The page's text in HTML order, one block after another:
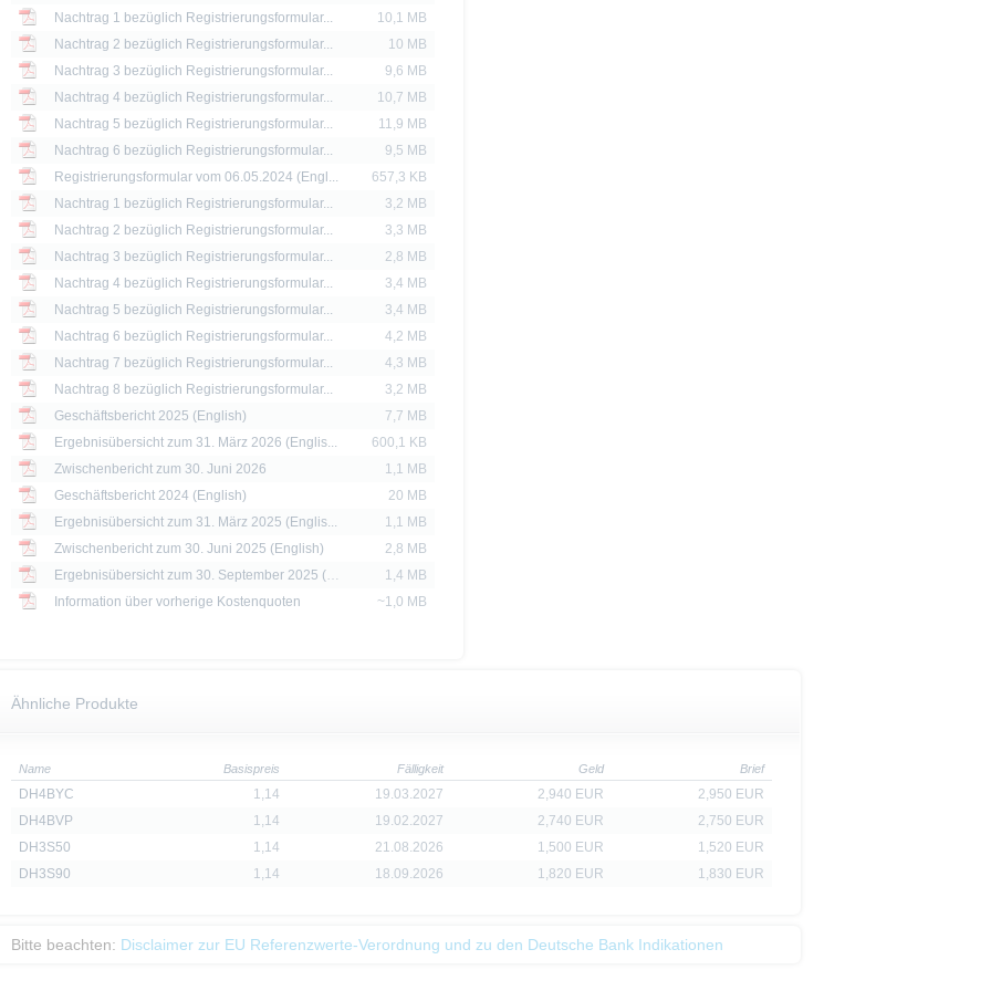
Nachtrag 1 bezüglich Registrierungsformular...
10,1 MB
Nachtrag 2 bezüglich Registrierungsformular...
10 MB
Nachtrag 3 bezüglich Registrierungsformular...
9,6 MB
Nachtrag 4 bezüglich Registrierungsformular...
10,7 MB
Nachtrag 5 bezüglich Registrierungsformular...
11,9 MB
Nachtrag 6 bezüglich Registrierungsformular...
9,5 MB
Registrierungsformular vom 06.05.2024 (Engl...
657,3 KB
Nachtrag 1 bezüglich Registrierungsformular...
3,2 MB
Nachtrag 2 bezüglich Registrierungsformular...
3,3 MB
Nachtrag 3 bezüglich Registrierungsformular...
2,8 MB
Nachtrag 4 bezüglich Registrierungsformular...
3,4 MB
Nachtrag 5 bezüglich Registrierungsformular...
3,4 MB
Nachtrag 6 bezüglich Registrierungsformular...
4,2 MB
Nachtrag 7 bezüglich Registrierungsformular...
4,3 MB
Nachtrag 8 bezüglich Registrierungsformular...
3,2 MB
Geschäftsbericht 2025 (English)
7,7 MB
Ergebnisübersicht zum 31. März 2026 (Englis...
600,1 KB
Zwischenbericht zum 30. Juni 2026
1,1 MB
Geschäftsbericht 2024 (English)
20 MB
Ergebnisübersicht zum 31. März 2025 (Englis...
1,1 MB
Zwischenbericht zum 30. Juni 2025 (English)
2,8 MB
Ergebnisübersicht zum 30. September 2025 (E...
1,4 MB
Information über vorherige Kostenquoten
~1,0 MB
Ähnliche Produkte
Name Basispreis Fälligkeit Geld Brief
DH4BYC 1,14 19.03.2027 2,940 EUR
2,950 EUR
DH4BVP
1,14 19.02.2027 2,740 EUR
2,750 EUR
DH3S50
1,14 21.08.2026 1,500 EUR
1,520 EUR
DH3S90
1,14 18.09.2026 1,820 EUR 1,830 EUR
Bitte beachten: Disclaimer zur EU Referenzwerte-Verordnung und zu den Deutsche Bank Indikationen
um die Risiken und Chancen einer Anlage in die Wertpapiere vollständig zu verstehen. Die Billigung des
andere Behörde ist nicht als Befürwortung der Wertpapiere zu verstehen.
die aktuelle Einschätzung der Deutsche Bank AG wieder, die sich ohne vorherige Ankündigung ändern kann.
unterliegt der Vertrieb der auf der X-markets Website genannten Wertpapiere in bestimmten
So dürfen die hierin genannten Wertpapiere weder innerhalb der USA noch an oder für Rechnung von US-
Personen zum Kauf angeboten oder an diese verkauft werden.
Informationen dürfen nur in solchen Staaten verbreitet oder veröffentlicht werden, in denen dies nach
zulässig ist. Der direkte oder indirekte Vertrieb der auf der X-markets Website enthaltenen
Kanada oder Japan, sowie seine Übermittlung an oder für Rechnung von US-Personen oder in den
Preise werden nur zu Informationszwecken zur Verfügung gestellt und dienen nicht als Indikator handelbarer
der Vergangenheit sind kein Indikator für die künftige Wertentwicklung.